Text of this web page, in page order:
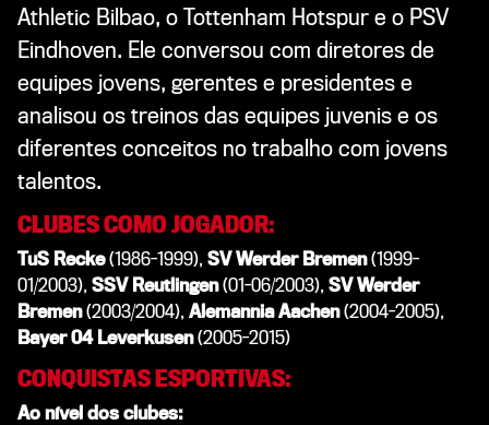
Athletic Bilbao, o Tottenham Hotspur e o PSV
Eindhoven. Ele conversou com diretores de
equipes jovens, gerentes e presidentes e
analisou os treinos das equipes juvenis e os
diferentes conceitos no trabalho com jovens
talentos.
CLUBES COMO JOGADOR:
TuS Recke(1986-1999), SV Werder Bremen(1999-
01/2003), SSV Reutlingen(01-06/2003), SV Werder
Bremen(2003/2004), Alemannia Aachen(2004-2005),
Bayer 04 Leverkusen(2005-2015)
CONQUISTAS ESPORTIVAS:
Ao nível dos clubes: